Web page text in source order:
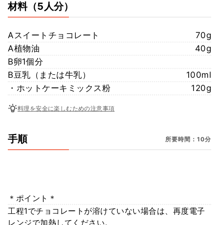
材料（5人分）
Aスイートチョコレート
70g
A植物油
40g
B卵1個分
B豆乳（または牛乳）
100ml
・ホットケーキミックス粉
120g
料理を安全に楽しむための注意事項
手順 所要時間：10分
＊ポイント＊
工程1でチョコレートが溶けていない場合は、再度電子
レンジで加熱してください。